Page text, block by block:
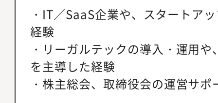
・IT／SaaS企業や、スタートア
経験
・リーガルテックの導入・運用
を主導した経験
・株主総会、取締役会の運営サポ